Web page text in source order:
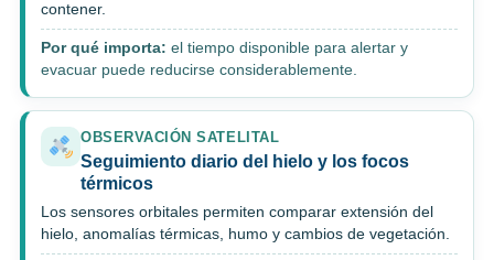
contener.
Por qué importa: el tiempo disponible para alertar y
evacuar puede reducirse considerablemente.
OBSERVACIÓN SATELITAL
Seguimiento diario del hielo y los focos
térmicos
Los sensores orbitales permiten comparar extensión del
hielo, anomalías térmicas, humo y cambios de vegetación.